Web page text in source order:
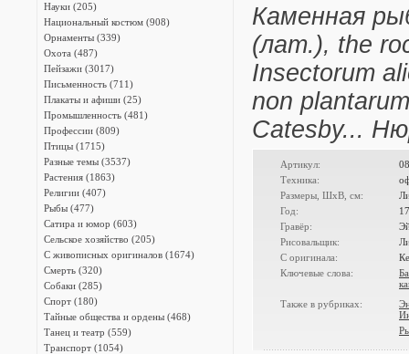
Науки (205)
Национальный костюм (908)
Орнаменты (339)
Охота (487)
Пейзажи (3017)
Письменность (711)
Плакаты и афиши (25)
Промышленность (481)
Профессии (809)
Птицы (1715)
Разные темы (3537)
Растения (1863)
Религии (407)
Рыбы (477)
Сатира и юмор (603)
Сельское хозяйство (205)
С живописных оригиналов (1674)
Смерть (320)
Собаки (285)
Спорт (180)
Тайные общества и ордены (468)
Танец и театр (559)
Транспорт (1054)
Каменная
(лат.), the
Insectorum
non
Catesby...
Артикул:
Техника:
Размеры, ШxВ, см:
Год:
Гравёр:
Рисовальщик:
С оригинала:
Ключевые слова:
Также в рубриках: